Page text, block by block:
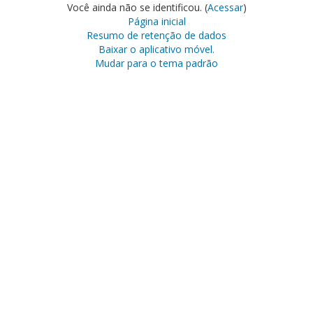
Você ainda não se identificou. (Acessar)
Página inicial
Resumo de retenção de dados
Baixar o aplicativo móvel.
Mudar para o tema padrão